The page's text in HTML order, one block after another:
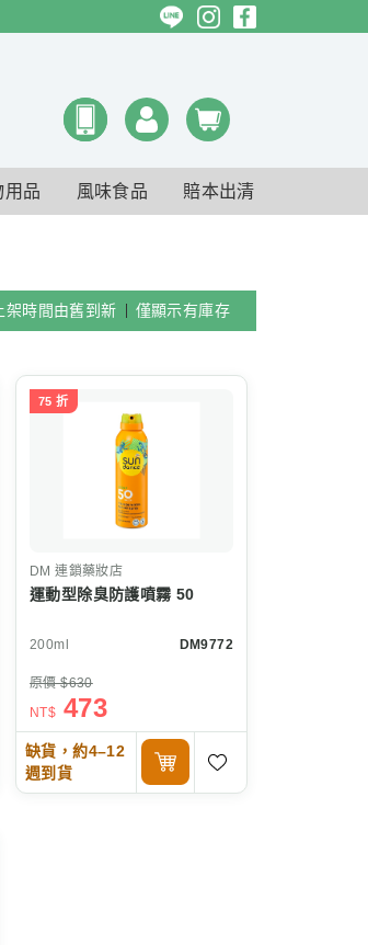
用品 風味食品 賠本出清
架時間由舊到新 僅顯示有庫存
75 折
DM 連鎖藥妝店
運動型除臭防護噴霧 50
200ml DM9772
原價 $630
NT$ 473
缺貨，約4–12
週到貨